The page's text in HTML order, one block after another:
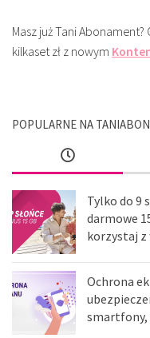
Masz już Tani Abonament?
kilkaset zł z nowym
POPULARNE NA
Tylko do 9
darmowe
korzystaj z
Ochrona